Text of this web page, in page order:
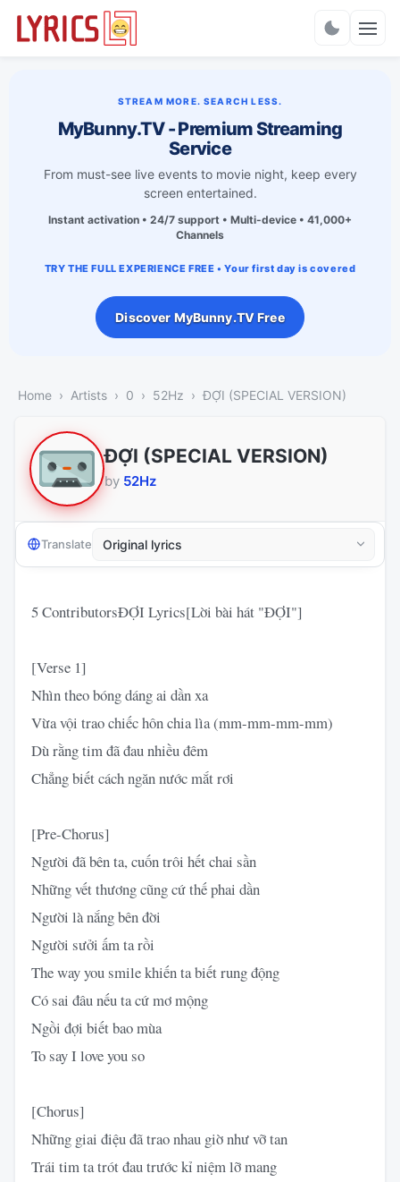
STREAM MORE. SEARCH LESS.
MyBunny.TV - Premium Streaming
Service
From must-see live events to movie night, keep every
screen entertained.
Instant activation • 24/7 support • Multi-device • 41,000+
Channels
TRY THE FULL EXPERIENCE FREE • Your first day is covered
Discover MyBunny.TV Free
Home Artists 0 52Hz ĐỢI (SPECIAL VERSION)
ĐỢI (SPECIAL VERSION)
by 52Hz
Translate
5 ContributorsĐỢI Lyrics[Lời bài hát "ĐỢI"]
[Verse 1]
Nhìn theo bóng dáng ai dần xa
Vừa vội trao chiếc hôn chia lìa (mm-mm-mm-mm)
Dù rằng tim đã đau nhiều đêm
Chẳng biết cách ngăn nước mắt rơi
[Pre-Chorus]
Người đã bên ta, cuốn trôi hết chai sần
Những vết thương cũng cứ thế phai dần
Người là nắng bên đời
Người sưởi ấm ta rồi
The way you smile khiến ta biết rung động
Có sai đâu nếu ta cứ mơ mộng
Ngồi đợi biết bao mùa
To say I love you so
[Chorus]
Những giai điệu đã trao nhau giờ như vỡ tan
Trái tim ta trót đau trước kỉ niệm lỡ mang